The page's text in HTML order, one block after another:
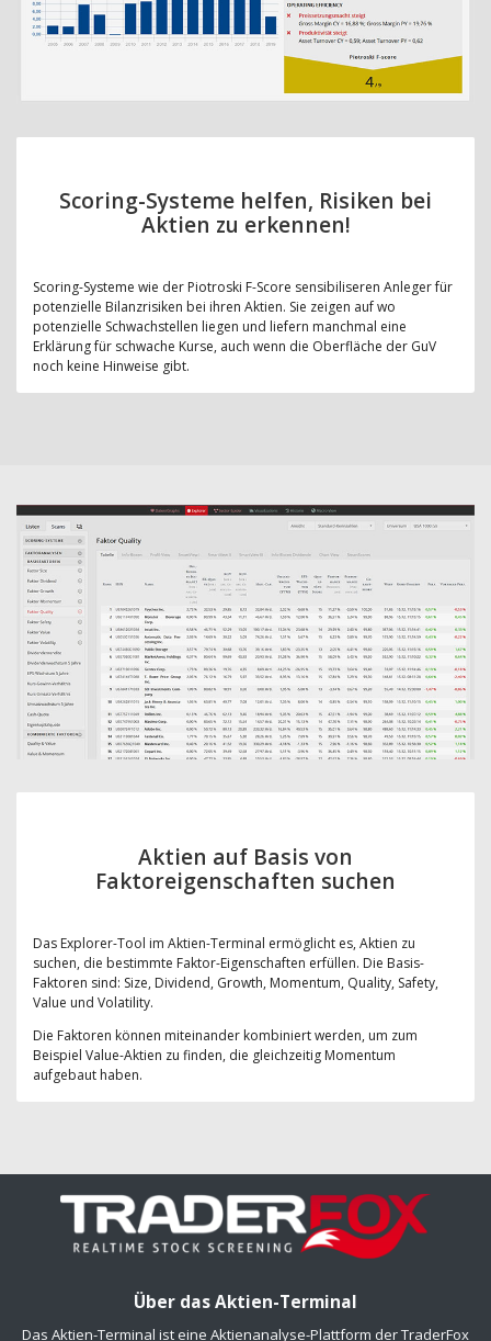
Scoring-Systeme helfen, Risiken bei
Aktien zu erkennen!
Scoring-Systeme wie der Piotroski F-Score sensibiliseren Anleger für
potenzielle Bilanzrisiken bei ihren Aktien. Sie zeigen auf wo
potenzielle Schwachstellen liegen und liefern manchmal eine
Erklärung für schwache Kurse, auch wenn die Oberfläche der GuV
noch keine Hinweise gibt.
Aktien auf Basis von
Faktoreigenschaften suchen
Das Explorer-Tool im Aktien-Terminal ermöglicht es, Aktien zu
suchen, die bestimmte Faktor-Eigenschaften erfüllen. Die Basis-
Faktoren sind: Size, Dividend, Growth, Momentum, Quality, Safety,
Value und Volatility.
Die Faktoren können miteinander kombiniert werden, um zum
Beispiel Value-Aktien zu finden, die gleichzeitig Momentum
aufgebaut haben.
Über das Aktien-Terminal
Das Aktien-Terminal ist eine Aktienanalyse-Plattform der TraderFox